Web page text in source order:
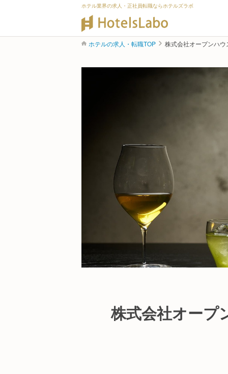
ホテル業界の求人・正社員転職ならホテルズラボ
ホテルの求人・転職TOP 株式会社オープンハ
株式会社オープ